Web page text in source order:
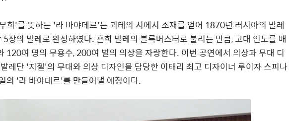
희'를 뜻하는 '라 바야데르'는 괴테의 시에서 소재를 얻어 1870년 러시아의 발레
장의 발레로 완성하였다. 흔희 발레의 블록버스터로 불리는 만큼, 고대 인도를 배
120여 명의 무용수, 200여 벌의 의상을 자랑한다. 이번 공연에서 의상과 무대 디
레단 '지젤'의 무대와 의상 디자인을 담당한 이태리 최고 디자이너 루이자 스피나
의 '라 바야데르'를 만들어낼 예정이다.